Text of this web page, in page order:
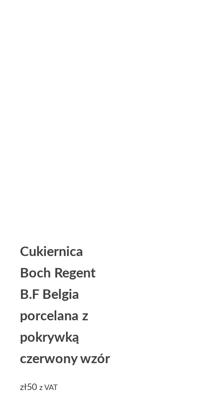
Cukiernica
Boch Regent
B.F Belgia
porcelana z
pokrywką
czerwony wzór
zł50 z VAT